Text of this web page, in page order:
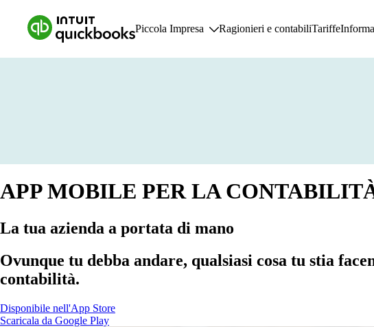
Piccola Impresa Ragionieri e contabiliTariffe
Gestione delle
APP MOBILE PER LA
La tua azienda a portata di mano
Ovunque tu debba andare, qualsiasi cosa tu stia
contabilità.
Disponibile nell'App Store
Scaricala da Google Play